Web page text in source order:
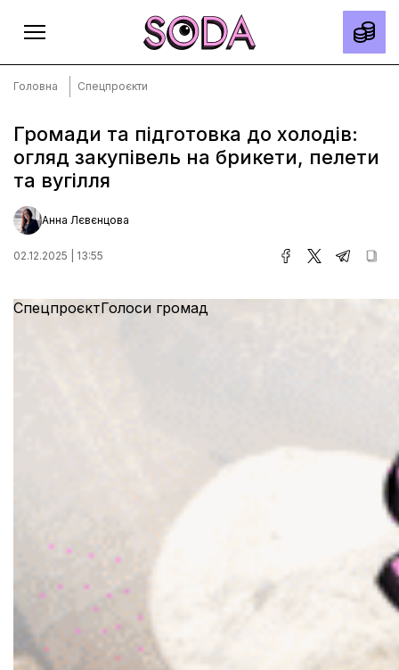
Головна
Тексти
Спецпроєкти
Slow news
Про нас
Головна Спецпроєкти
Громади та підготовка до холодів:
огляд закупівель на брикети, пелети
та вугілля
Анна Лєвєнцова
02.12.2025 | 13:55
СпецпроєктГолоси громад